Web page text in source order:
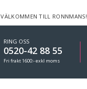
VÄLKOMMEN TILL RONNMANS!
RING OSS
0520-42 88 55
Fri frakt 1600:- exkl moms